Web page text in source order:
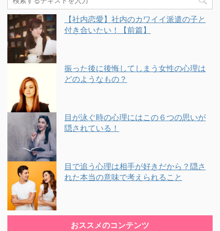
【社内恋愛】社内のカワイイ派遣の子と
付き合いたい！【前篇】
振った後に後悔してしまう女性の心理は
どのようなもの？
目が泳ぐ時の心理にはこの６つの思いが
隠されている！
目で追う心理は相手が好きだから？隠さ
れた本当の意味で考えられること
おススメのコンテンツ